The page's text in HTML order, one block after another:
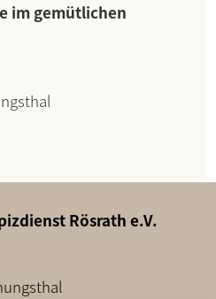
im gemütlichen
Rösrath e.V.